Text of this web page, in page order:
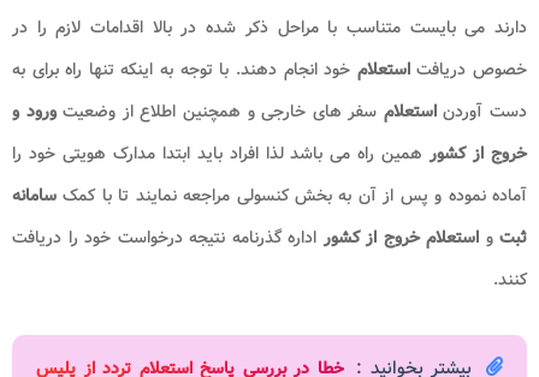
دارند می بایست متناسب با مراحل ذکر شده در بالا اقدامات لازم را در
خصوص دریافتاستعلام خود انجام دهند. با توجه به اینکه تنها راه برای به
دست آوردناستعلام سفر های خارجی و همچنین اطلاع از وضعیتورود و
خروج از کشورهمین راه می باشد لذا افراد باید ابتدا مدارک هویتی خود را
آماده نموده و پس از آن به بخش کنسولی مراجعه نمایند تا با کمک سامانه
ثبت و استعلام خروج از کشوراداره گذرنامه نتیجه درخواست خود را دریافت
کنند.
بیشتر بخوانید : خطا در بررسی پاسخ استعلام تردد از پلیس